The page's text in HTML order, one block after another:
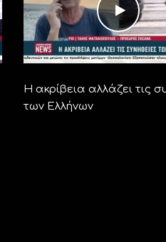
Η ακρίβεια αλλάζει τις
των Ελλήνων